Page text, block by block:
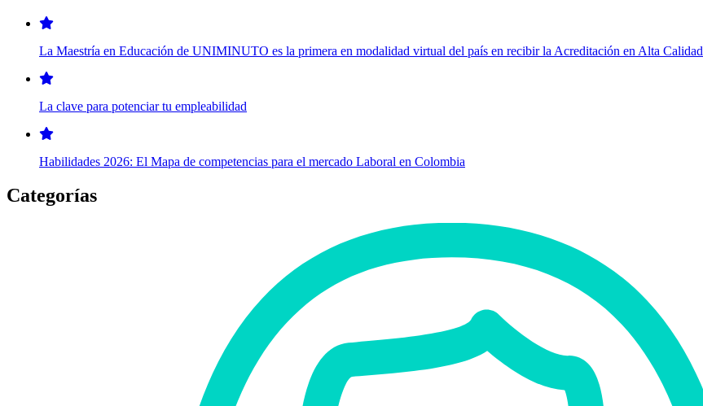
La Maestría en Educación de UNIMINUTO es la primera en modalidad virtual del país en recibir la Acreditación en Alta Calidad
La clave para potenciar tu empleabilidad
Habilidades 2026: El Mapa de competencias para el mercado Laboral en Colombia
Categorías